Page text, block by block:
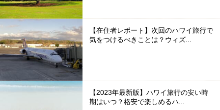
【在住者レポート】次回のハワイ旅行で
気をつけるべきことは？ウィズ...
【2023年最新版】ハワイ旅行の安い時
期はいつ？格安で楽しめるハ...